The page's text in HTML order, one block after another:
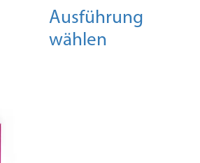
Ausführung
wählen